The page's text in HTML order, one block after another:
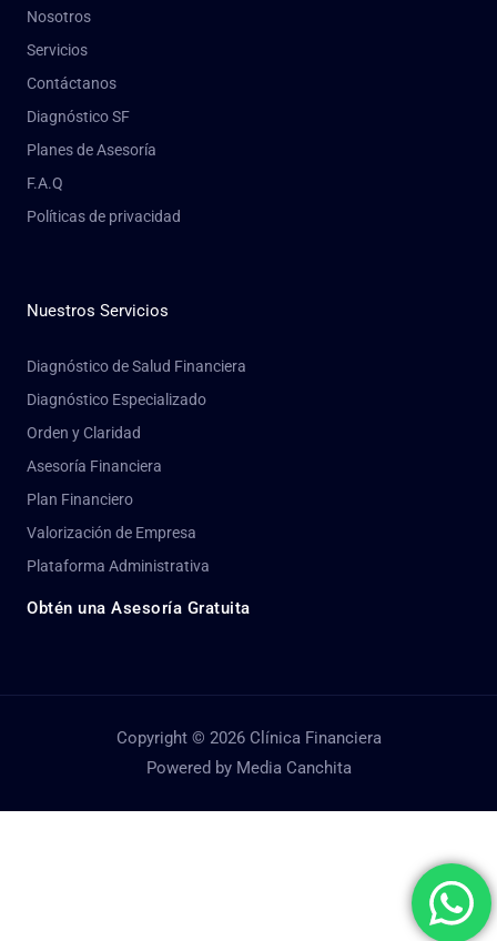
Nosotros
Servicios
Contáctanos
Diagnóstico SF
Planes de Asesoría
F.A.Q
Políticas de privacidad
Nuestros Servicios
Diagnóstico de Salud Financiera
Diagnóstico Especializado
Orden y Claridad
Asesoría Financiera
Plan Financiero
Valorización de Empresa
Plataforma Administrativa
Obtén una Asesoría Gratuita
Copyright © 2026 Clínica Financiera
Powered by Media Canchita